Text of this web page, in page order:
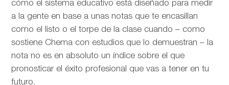
cómo el sistema educativo está diseñado para medir
a la gente en base a unas notas que te encasillan
como el listo o el torpe de la clase cuando – como
sostiene Chema con estudios que lo demuestran – la
nota no es en absoluto un índice sobre el que
pronosticar el éxito profesional que vas a tener en tu
futuro.